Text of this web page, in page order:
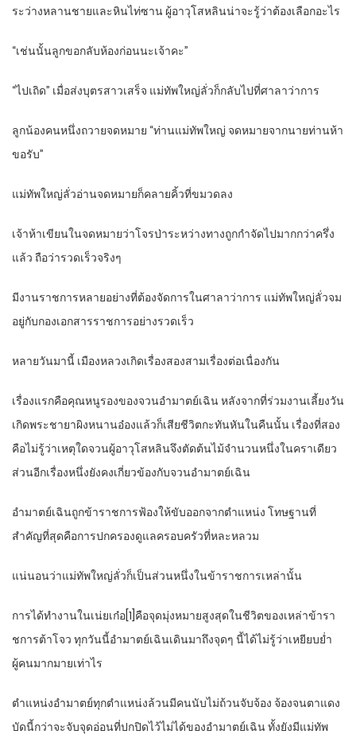
ระว่างหลานชายและหินไท่ซาน ผู้อาวุโสหลินน่าจะรู้ว่าต้องเลือกอะไร
“เช่นนั้นลูกขอกลับห้องก่อนนะเจ้าคะ”
“ไปเถิด” เมื่อส่งบุตรสาวเสร็จ แม่ทัพใหญ่ลั่วก็กลับไปที่ศาลาว่าการ
ลูกน้องคนหนึ่งถวายจดหมาย “ท่านแม่ทัพใหญ่ จดหมายจากนายท่านห้า
ขอรับ”
แม่ทัพใหญ่ลั่วอ่านจดหมายก็คลายคิ้วที่ขมวดลง
เจ้าห้าเขียนในจดหมายว่าโจรป่าระหว่างทางถูกกำจัดไปมากกว่าครึ่ง
แล้ว ถือว่ารวดเร็วจริงๆ
มีงานราชการหลายอย่างที่ต้องจัดการในศาลาว่าการ แม่ทัพใหญ่ลั่วจม
อยู่กับกองเอกสารราชการอย่างรวดเร็ว
หลายวันมานี้ เมืองหลวงเกิดเรื่องสองสามเรื่องต่อเนื่องกัน
เรื่องแรกคือคุณหนูรองของจวนอำมาตย์เฉิน หลังจากที่ร่วมงานเลี้ยงวัน
เกิดพระชายาผิงหนานอ๋องแล้วก็เสียชีวิตกะทันหันในคืนนั้น เรื่องที่สอง
คือไม่รู้ว่าเหตุใดจวนผู้อาวุโสหลินจึงตัดต้นไม้จำนวนหนึ่งในคราเดียว
ส่วนอีกเรื่องหนึ่งยังคงเกี่ยวข้องกับจวนอำมาตย์เฉิน
อำมาตย์เฉินถูกข้าราชการฟ้องให้ขับออกจากตำแหน่ง โทษฐานที่
สำคัญที่สุดคือการปกครองดูแลครอบครัวที่หละหลวม
แน่นอนว่าแม่ทัพใหญ่ลั่วก็เป็นส่วนหนึ่งในข้าราชการเหล่านั้น
การได้ทำงานในเน่ยเก๋อ[1]คือจุดมุ่งหมายสูงสุดในชีวิตของเหล่าข้ารา
ชการต้าโจว ทุกวันนี้อำมาตย์เฉินเดินมาถึงจุดๆ นี้ได้ไม่รู้ว่าเหยียบย่ำ
ผู้คนมากมายเท่าไร
ตำแหน่งอำมาตย์ทุกตำแหน่งล้วนมีคนนับไม่ถ้วนจับจ้อง จ้องจนตาแดง
บัดนี้กว่าจะจับจุดอ่อนที่ปกปิดไว้ไม่ได้ของอำมาตย์เฉิน ทั้งยังมีแม่ทัพ